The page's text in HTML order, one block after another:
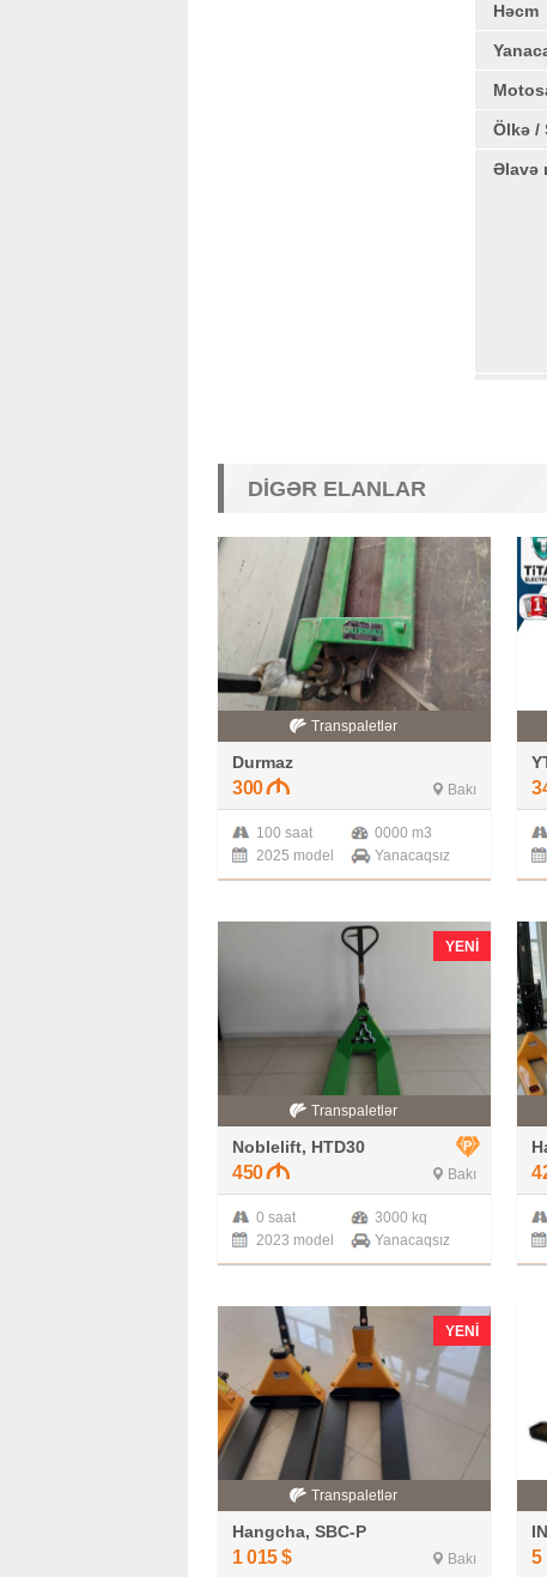
Həcm
Ölkə /
Əlavə
DIGƏR ELANLAR
Transpaletlər
Durmaz
300 Bakı
100 saat
0000 m3
2025 model
Yanacaqsız
YENI
Transpaletlər
Noblelift, HTD30
450 Bakı
0 saat
3000 kq
2023 model
Yanacaqsız
YENI
Transpaletlər
Hangcha, SBC-P
1 015 $ Bakı 5